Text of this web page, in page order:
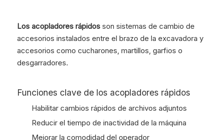
Los acopladores rápidos son sistemas de cambio de
accesorios instalados entre el brazo de la excavadora y
accesorios como cucharones, martillos, garfios o
desgarradores.
Funciones clave de los acopladores rápidos
Habilitar cambios rápidos de archivos adjuntos
Reducir el tiempo de inactividad de la máquina
Mejorar la comodidad del operador